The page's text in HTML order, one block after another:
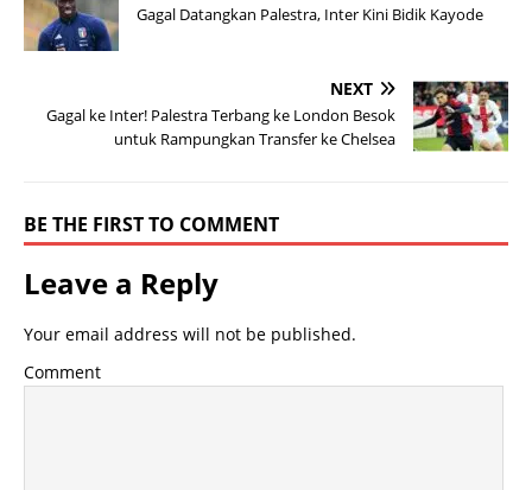
Gagal Datangkan Palestra, Inter Kini Bidik Kayode
NEXT
Gagal ke Inter! Palestra Terbang ke London Besok
untuk Rampungkan Transfer ke Chelsea
BE THE FIRST TO COMMENT
Leave a Reply
Your email address will not be published.
Comment